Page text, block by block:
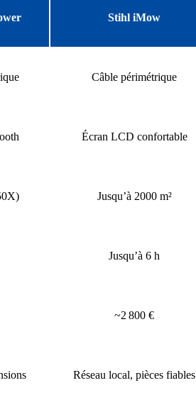
Stihl iMow
Câble périmétrique
Écran LCD confortable
Jusqu’à 2000 m²
Jusqu’à 6 h
~2 800 €
Réseau local, pièces fiables